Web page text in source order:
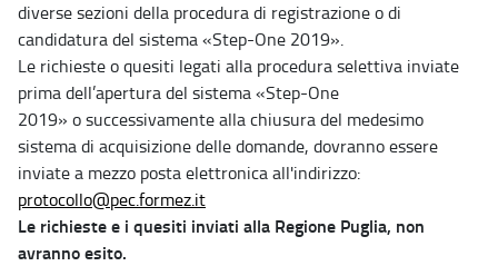
diverse sezioni della procedura di registrazione o di
candidatura del sistema «Step-One 2019».
Le richieste o quesiti legati alla procedura selettiva inviate
prima dell’apertura del sistema «Step-One
2019» o successivamente alla chiusura del medesimo
sistema di acquisizione delle domande, dovranno essere
inviate a mezzo posta elettronica all'indirizzo:
protocollo@pec.formez.it
Le richieste e i quesiti inviati alla Regione Puglia, non
avranno esito.